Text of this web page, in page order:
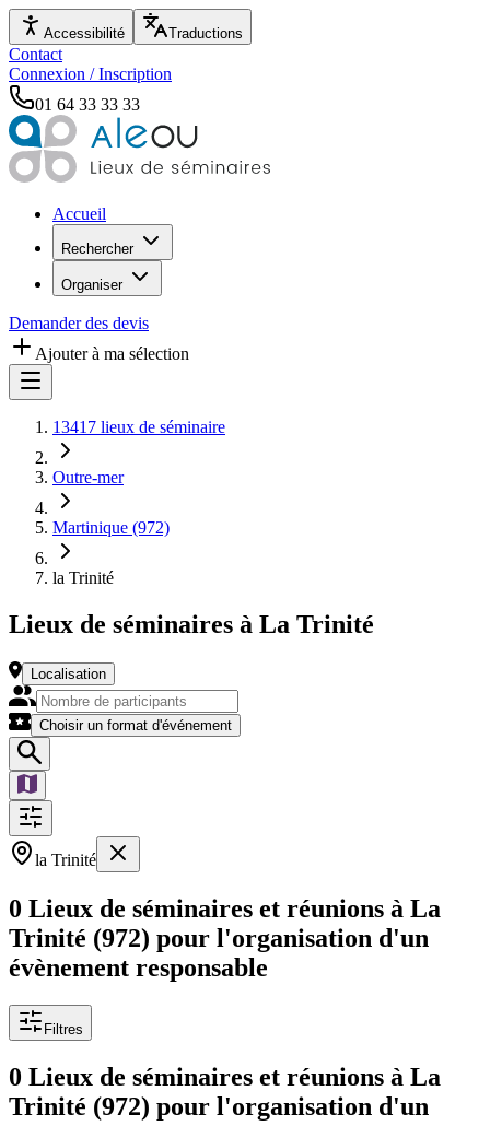
Accessibilité Traductions
Contact
Connexion / Inscription
01 64 33 33 33
Accueil
Rechercher
Organiser
Demander des devis
Ajouter à ma sélection
13417 lieux de séminaire
Outre-mer
Martinique (972)
la Trinité
Lieux de séminaires à La Trinité
Localisation
Choisir un format d'événement
la Trinité
0 Lieux de séminaires et réunions à La
Trinité (972) pour l'organisation d'un
évènement responsable
Filtres
0 Lieux de séminaires et réunions à La
Trinité (972) pour l'organisation d'un